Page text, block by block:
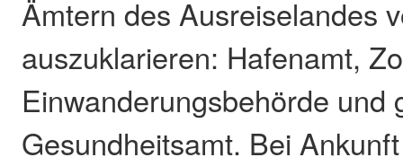
Ämtern des Ausreiselandes
auszuklarieren: Hafenamt,
Einwanderungsbehörde und
Gesundheitsamt. Bei